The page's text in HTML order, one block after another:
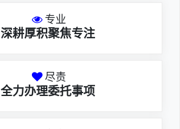
专业
深耕厚积聚焦专注
尽责
全力办理委托事项